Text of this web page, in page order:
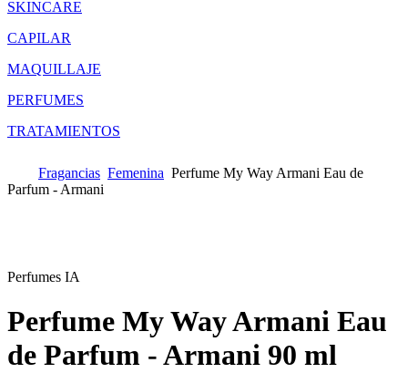
SKINCARE
CAPILAR
MAQUILLAJE
PERFUMES
TRATAMIENTOS
Fragancias Femenina Perfume My Way Armani Eau de
Parfum - Armani
Perfumes IA
Perfume My Way Armani Eau
de Parfum - Armani 90 ml